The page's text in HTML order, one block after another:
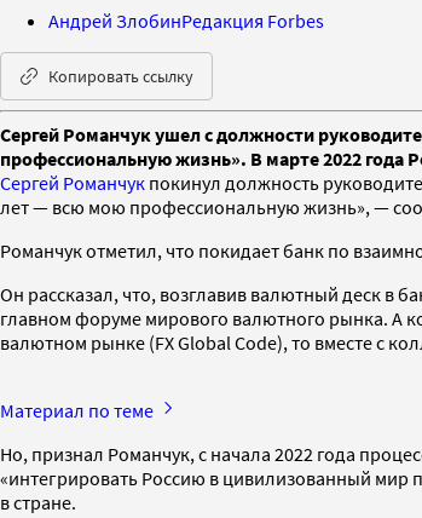
Андрей ЗлобинРедакция Forbes
Копировать ссылку
Сергей Романчук ушел с должности
профессиональную жизнь». В марте 2022 года
Сергей Романчук покинул должность
лет — всю мою профессиональную жизнь», —
Романчук отметил, что покидает банк по
Он рассказал, что, возглавив валютный деск в
главном форуме мирового валютного рынка. А
валютном рынке (FX Global Code), то вместе с
Материал по теме
Но, признал Романчук, с начала 2022 года
«интегрировать Россию в цивилизованный мир
в стране.